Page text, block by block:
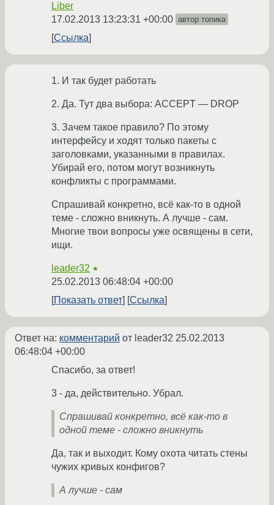
Liber
17.02.2013 13:23:31 +00:00 автор топика
Ссылка
1. И так будет работать
2. Да. Тут два выбора: ACCEPT — DROP
3. Зачем такое правило? По этому
интерфейсу и ходят только пакеты с
заголовками, указанными в правилах.
Убирай его, потом могут возникнуть
конфликты с программами.
Спрашивай конкретно, всё как-то в одной
теме - сложно вникнуть. А лучше - сам.
Многие твои вопросы уже освящены в сети,
ищи.
leader32 ★
25.02.2013 06:48:04 +00:00
Показать ответ
Ссылка
Ответ на: комментарий от leader32 25.02.2013
06:48:04 +00:00
Спасибо, за ответ!
3 - да, действительно. Убрал.
Спрашивай конкретно, всё как-то в
одной теме - сложно вникнуть
Да, так и выходит. Кому охота читать стены
чужих кривых конфигов?
А лучше - сам